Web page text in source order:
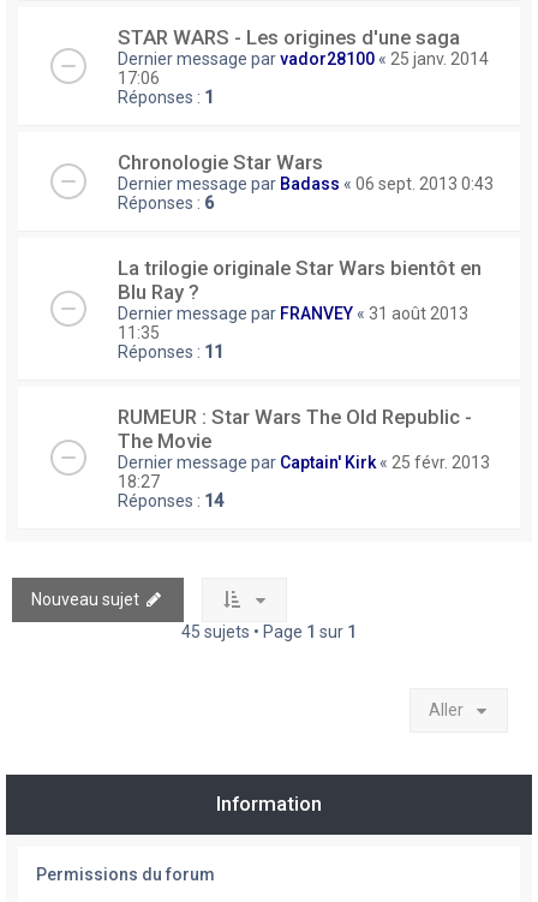
STAR WARS - Les origines d'une saga
Dernier message parvador28100 « 25 janv. 2014
17:06
Réponses : 1
Chronologie Star Wars
Dernier message par Badass « 06 sept. 2013 0:43
Réponses : 6
La trilogie originale Star Wars bientôt en
Blu Ray ?
Dernier message par FRANVEY « 31 août 2013
11:35
Réponses : 11
RUMEUR : Star Wars The Old Republic -
The Movie
Dernier message par Captain' Kirk « 25 févr. 2013
18:27
Réponses : 14
Nouveau sujet
45 sujets • Page 1 sur 1
Aller
Information
Permissions du forum